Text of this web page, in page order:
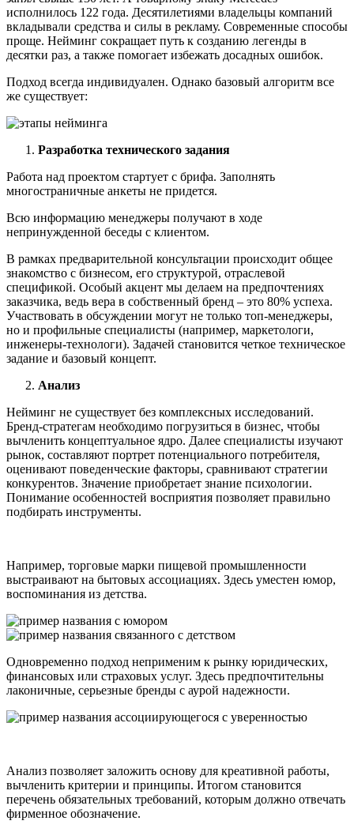
исполнилось 122 года. Десятилетиями владельцы компаний
вкладывали средства и силы в рекламу. Современные способы
проще. Нейминг сокращает путь к созданию легенды в
десятки раз, а также помогает избежать досадных ошибок.
Подход всегда индивидуален. Однако базовый алгоритм все
же существует:
Разработка технического задания
Работа над проектом стартует с брифа. Заполнять
многостраничные анкеты не придется.
Всю информацию менеджеры получают в ходе
непринужденной беседы с клиентом.
В рамках предварительной консультации происходит общее
знакомство с бизнесом, его структурой, отраслевой
спецификой. Особый акцент мы делаем на предпочтениях
заказчика, ведь вера в собственный бренд – это 80% успеха.
Участвовать в обсуждении могут не только топ-менеджеры,
но и профильные специалисты (например, маркетологи,
инженеры-технологи). Задачей становится четкое техническое
задание и базовый концепт.
Анализ
Нейминг не существует без комплексных исследований.
Бренд-стратегам необходимо погрузиться в бизнес, чтобы
вычленить концептуальное ядро. Далее специалисты изучают
рынок, составляют портрет потенциального потребителя,
оценивают поведенческие факторы, сравнивают стратегии
конкурентов. Значение приобретает знание психологии.
Понимание особенностей восприятия позволяет правильно
подбирать инструменты.
Например, торговые марки пищевой промышленности
выстраивают на бытовых ассоциациях. Здесь уместен юмор,
воспоминания из детства.
Одновременно подход неприменим к рынку юридических,
финансовых или страховых услуг. Здесь предпочтительны
лаконичные, серьезные бренды с аурой надежности.
Анализ позволяет заложить основу для креативной работы,
вычленить критерии и принципы. Итогом становится
перечень обязательных требований, которым должно отвечать
фирменное обозначение.